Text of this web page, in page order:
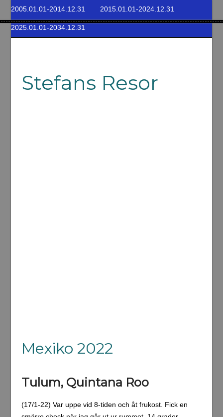
2005.01.01-2014.12.31 2015.01.01-2024.12.31
2025.01.01-2034.12.31
Stefans Resor
Mexiko 2022
Tulum, Quintana Roo
(17/1-22) Var uppe vid 8-tiden och åt frukost. Fick en